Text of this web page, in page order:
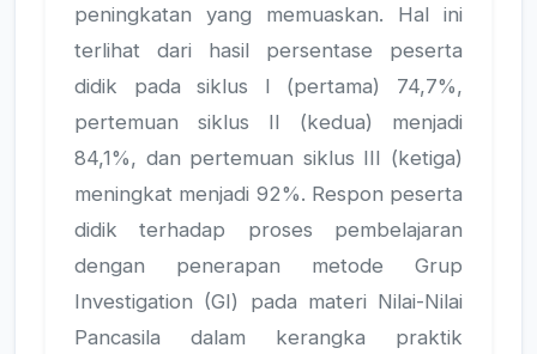
peningkatan yang memuaskan. Hal ini
terlihat dari hasil persentase peserta
didik pada siklus I (pertama) 74,7%,
pertemuan siklus II (kedua) menjadi
84,1%, dan pertemuan siklus III (ketiga)
meningkat menjadi 92%. Respon peserta
didik terhadap proses pembelajaran
dengan penerapan metode Grup
Investigation (GI) pada materi Nilai-Nilai
Pancasila dalam kerangka praktik